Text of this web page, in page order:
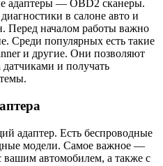
адаптеры — OBD2 сканеры.
в салоне авто и
Перед началом работы важно
Среди популярных есть такие
и другие. Они позволяют
и получать
адаптер. Есть беспроводные
модели. Самое важное —
вашим автомобилем, а также с